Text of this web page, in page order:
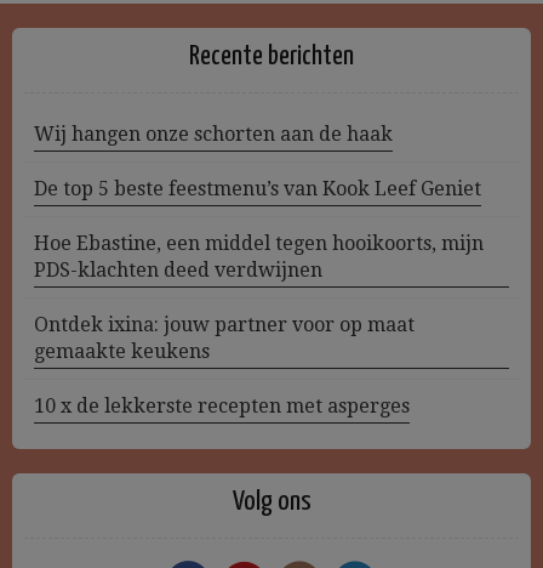
Recente berichten
Wij hangen onze schorten aan de haak
De top 5 beste feestmenu’s van Kook Leef Geniet
Hoe Ebastine, een middel tegen hooikoorts, mijn
PDS-klachten deed verdwijnen
Ontdek ixina: jouw partner voor op maat
gemaakte keukens
10 x de lekkerste recepten met asperges
Volg ons